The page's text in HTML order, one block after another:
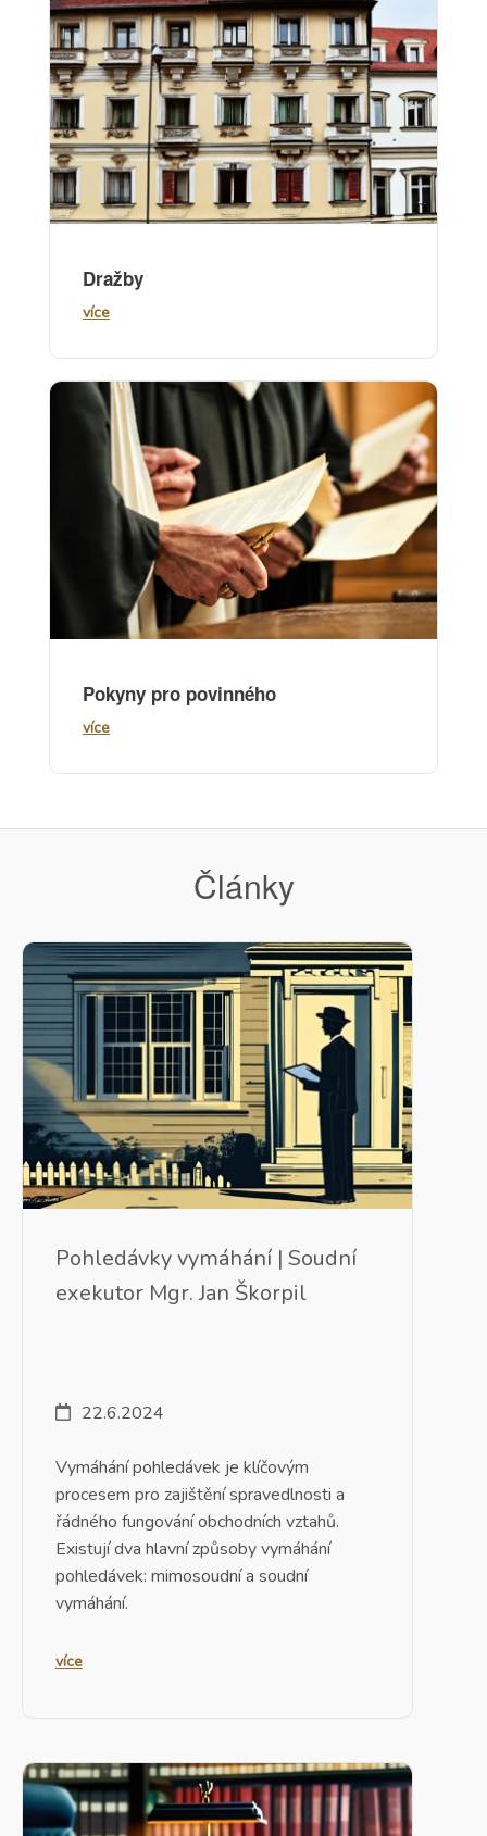
Dražby
více
Pokyny pro povinného
více
Články
22.6.2024
Pohledávky vymáhání | Soudní
exekutor Mgr. Jan Škorpil
Vymáhání pohledávek je klíčovým
procesem pro zajištění spravedlnosti a
řádného fungování obchodních vztahů.
Existují dva hlavní způsoby vymáhání
pohledávek: mimosoudní a soudní
vymáhání.
více